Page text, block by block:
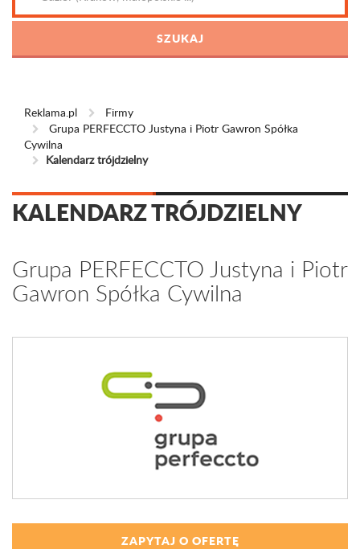
Reklama.pl
Firmy
Grupa PERFECCTO Justyna i Piotr Gawron Spółka
Cywilna
Kalendarz trójdzielny
KALENDARZ TRÓJDZIELNY
Grupa PERFECCTO Justyna i Piotr
Gawron Spółka Cywilna
ZAPYTAJ O OFERTĘ